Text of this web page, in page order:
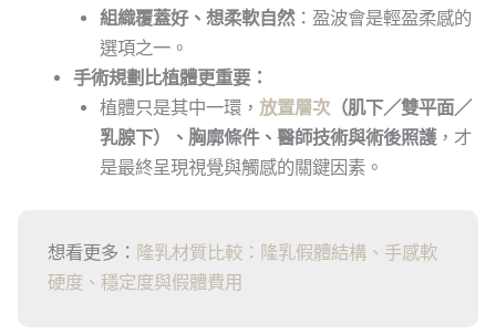
組織覆蓋好、想柔軟自然：盈波會是輕盈柔感的
選項之一。
手術規劃比植體更重要：
植體只是其中一環， 放置層次 （肌下／雙平面／
乳腺下）、胸廓條件、醫師技術與術後照護，才
是最終呈現視覺與觸感的關鍵因素。
想看更多： 隆乳材質比較：隆乳假體結構、手感軟
硬度、穩定度與假體費用